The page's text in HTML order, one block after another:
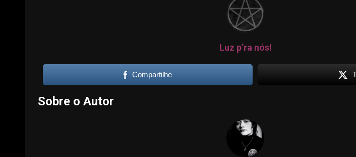
Luz p’ra nós!
Compartilhe
Sobre o Autor